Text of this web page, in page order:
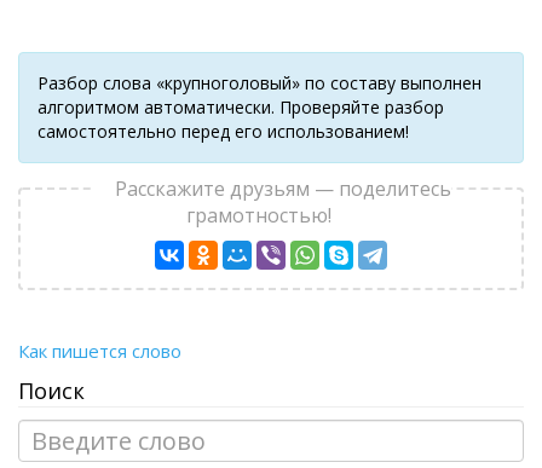
Разбор слова «крупноголовый» по составу выполнен
алгоритмом автоматически. Проверяйте разбор
самостоятельно перед его использованием!
Расскажите друзьям — поделитесь
грамотностью!
Как пишется слово
Поиск